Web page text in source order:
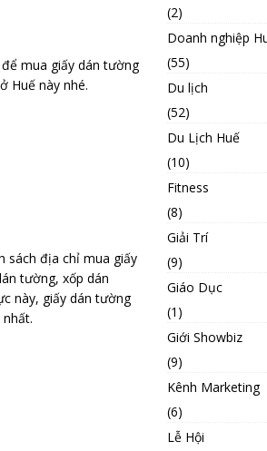
mua giấy dán tường
Huế này nhé.
sách địa chỉ mua giấy
tường, xốp dán
này, giấy dán tường
(2)
Doanh nghiệp
(55)
Du lịch
(52)
Du Lịch Huế
(10)
Fitness
(8)
Giải Trí
(9)
Giáo Dục
(1)
Giới Showbiz
(9)
Kênh Marketing
(6)
Lễ Hội